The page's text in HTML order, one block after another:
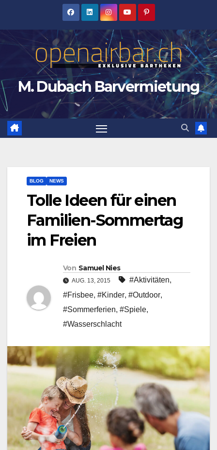
M. Dubach Barvermietung
BLOG NEWS
Tolle Ideen für einen
Familien-Sommertag
im Freien
Von Samuel Nies
AUG. 13, 2015 #Aktivitäten,
#Frisbee, #Kinder, #Outdoor,
#Sommerferien, #Spiele,
#Wasserschlacht